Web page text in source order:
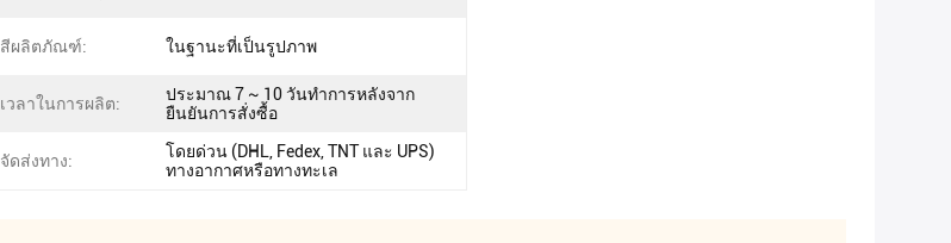
สีผลิตภัณฑ์: ในฐานะที่เป็นรูปภาพ
เวลาในการผลิต:
ประมาณ 7 ~ 10 วันทำการหลังจาก
ยืนยันการสั่งซื้อ
จัดส่งทาง:
โดยด่วน (DHL, Fedex, TNT และ UPS)
ทางอากาศหรือทางทะเล